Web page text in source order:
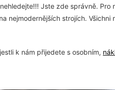
Jste zde správně. Pro
nejmodernějších strojích. Všichni
k nám přijedete s osobním,